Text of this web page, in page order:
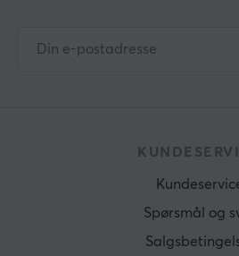
Spørsmål og